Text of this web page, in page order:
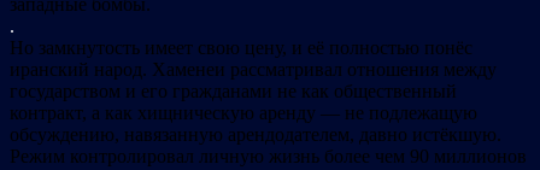
.
Но замкнутость имеет свою цену, и её полностью понёс
иранский народ. Хаменеи рассматривал отношения между
государством и его гражданами не как общественный
контракт, а как хищническую аренду — не подлежащую
обсуждению, навязанную арендодателем, давно истёкшую.
Режим контролировал личную жизнь более чем 90 миллионов